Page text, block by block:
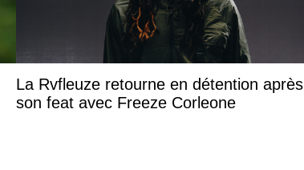
La Rvfleuze retourne en détention après
son feat avec Freeze Corleone